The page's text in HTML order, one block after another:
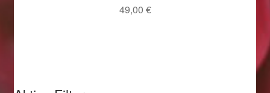
Weihnachtsangebote 201649,00 €